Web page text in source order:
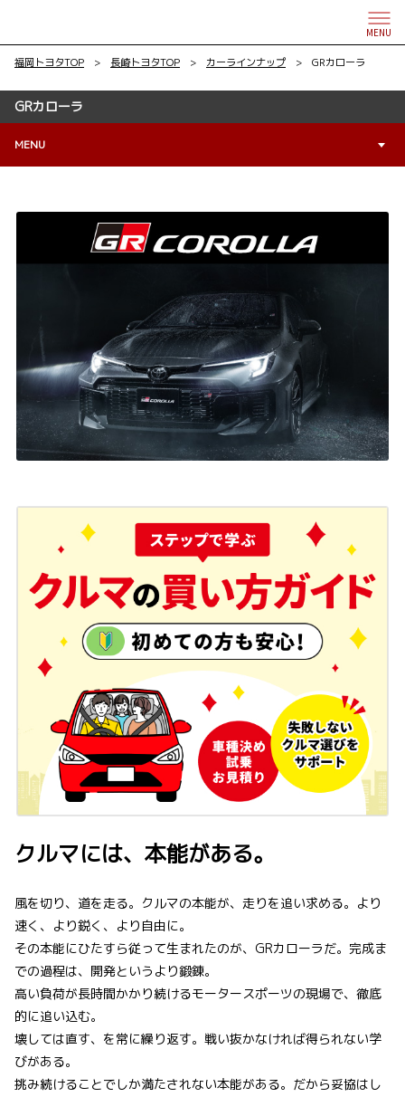
MENU
福岡トヨタTOP > 長崎トヨタTOP > カーラインナップ > GRカローラ
GRカローラ
MENU
クルマには、本能がある。
風を切り、道を走る。クルマの本能が、走りを追い求める。より
速く、より鋭く、より自由に。
その本能にひたすら従って生まれたのが、GRカローラだ。完成ま
での過程は、開発というより鍛錬。
高い負荷が長時間かかり続けるモータースポーツの現場で、徹底
的に追い込む。
壊しては直す、を常に繰り返す。戦い抜かなければ得られない学
びがある。
挑み続けることでしか満たされない本能がある。だから妥協はし